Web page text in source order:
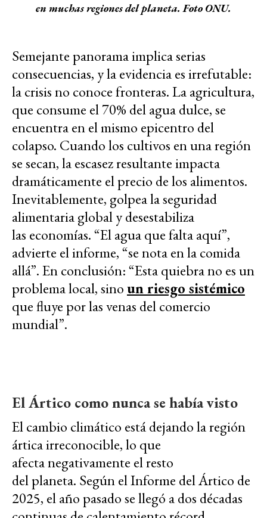
en muchas regiones del planeta. Foto ONU.
Semejante panorama implica serias
consecuencias, y la evidencia es irrefutable:
lacrisis no conoce fronteras. La agricultura,
que consume el 70% del agua dulce, se
encuentra en el mismo epicentro del
colapso. Cuando los cultivos en una región
se secan, la escasez resultante impacta
dramáticamente el precio de los alimentos.
Inevitablemente, golpea la seguridad
alimentaria global y desestabiliza
las economías.“El agua que falta aquí”,
advierte el informe, “se nota en la comida
allá”. En conclusión: “Esta quiebra no es un
problema local, sinoun riesgo sistémico
que fluye por las venas del comercio
mundial”.
El Ártico como nunca se había visto
El cambio climático está dejando la región
ártica irreconocible, lo que
afectanegativamente el resto
delplaneta. Según el Informe del Ártico de
2025, el año pasado se llegó a dos décadas